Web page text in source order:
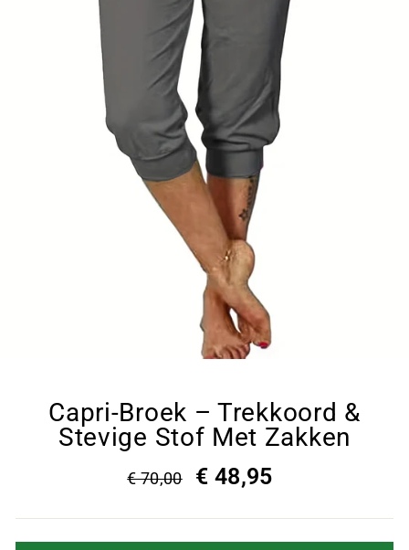
Capri-Broek – Trekkoord &
Stevige Stof Met Zakken
€ 70,00 € 48,95